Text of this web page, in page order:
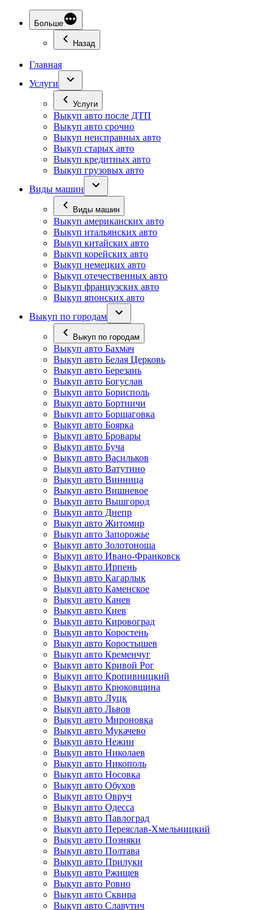
Больше
Назад
Главная
Услуги
Услуги
Выкуп авто после ДТП
Выкуп авто срочно
Выкуп неисправных авто
Выкуп старых авто
Выкуп кредитных авто
Выкуп грузовых авто
Виды машин
Виды машин
Выкуп американских авто
Выкуп итальянских авто
Выкуп китайских авто
Выкуп корейских авто
Выкуп немецких авто
Выкуп отечественных авто
Выкуп французских авто
Выкуп японских авто
Выкуп по городам
Выкуп по городам
Выкуп авто Бахмач
Выкуп авто Белая Церковь
Выкуп авто Березань
Выкуп авто Богуслав
Выкуп авто Борисполь
Выкуп авто Бортничи
Выкуп авто Борщаговка
Выкуп авто Боярка
Выкуп авто Бровары
Выкуп авто Буча
Выкуп авто Васильков
Выкуп авто Ватутино
Выкуп авто Винница
Выкуп авто Вишневое
Выкуп авто Вышгород
Выкуп авто Днепр
Выкуп авто Житомир
Выкуп авто Запорожье
Выкуп авто Золотоноша
Выкуп авто Ивано-Франковск
Выкуп авто Ирпень
Выкуп авто Кагарлык
Выкуп авто Каменское
Выкуп авто Канев
Выкуп авто Киев
Выкуп авто Кировоград
Выкуп авто Коростень
Выкуп авто Коростышев
Выкуп авто Кременчуг
Выкуп авто Кривой Рог
Выкуп авто Кропивницкий
Выкуп авто Крюковщина
Выкуп авто Луцк
Выкуп авто Львов
Выкуп авто Мироновка
Выкуп авто Мукачево
Выкуп авто Нежин
Выкуп авто Николаев
Выкуп авто Никополь
Выкуп авто Носовка
Выкуп авто Обухов
Выкуп авто Овруч
Выкуп авто Одесса
Выкуп авто Павлоград
Выкуп авто Переяслав-Хмельницкий
Выкуп авто Позняки
Выкуп авто Полтава
Выкуп авто Прилуки
Выкуп авто Ржищев
Выкуп авто Ровно
Выкуп авто Сквира
Выкуп авто Славутич